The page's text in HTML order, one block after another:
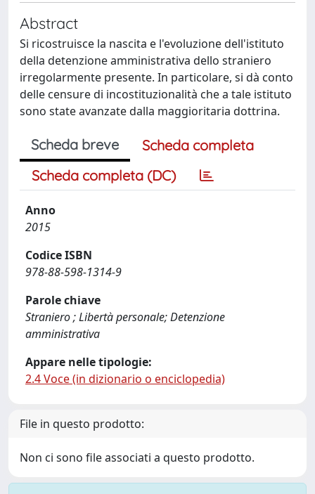
Abstract
Si ricostruisce la nascita e l'evoluzione dell'istituto
della detenzione amministrativa dello straniero
irregolarmente presente. In particolare, si dà conto
delle censure di incostituzionalità che a tale istituto
sono state avanzate dalla maggioritaria dottrina.
Scheda breve
Scheda completa
Scheda completa (DC)
Anno
2015
Codice ISBN
978-88-598-1314-9
Parole chiave
Straniero ; Libertà personale; Detenzione
amministrativa
Appare nelle tipologie:
2.4 Voce (in dizionario o enciclopedia)
File in questo prodotto:
Non ci sono file associati a questo prodotto.